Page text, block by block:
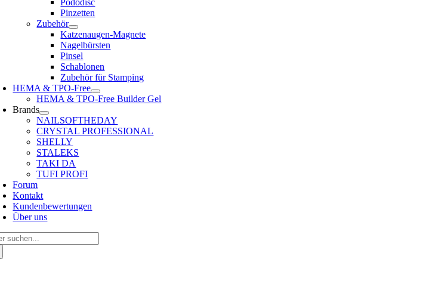
Pododisc
Pinzetten
Zubehör
Katzenaugen-Magnete
Nagelbürsten
Pinsel
Schablonen
Zubehör für Stamping
HEMA & TPO-Free
HEMA & TPO-Free Builder Gel
Brands
NAILSOFTHEDAY
CRYSTAL PROFESSIONAL
SHELLY
STALEKS
TAKI DA
TUFI PROFI
Forum
Kontakt
Kundenbewertungen
Über uns